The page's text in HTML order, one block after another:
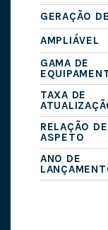
GERAÇÃO
AMPLIÁVEL
GAMA DE
TAXA DE
RELAÇÃO DE
ASPETO
ANO DE